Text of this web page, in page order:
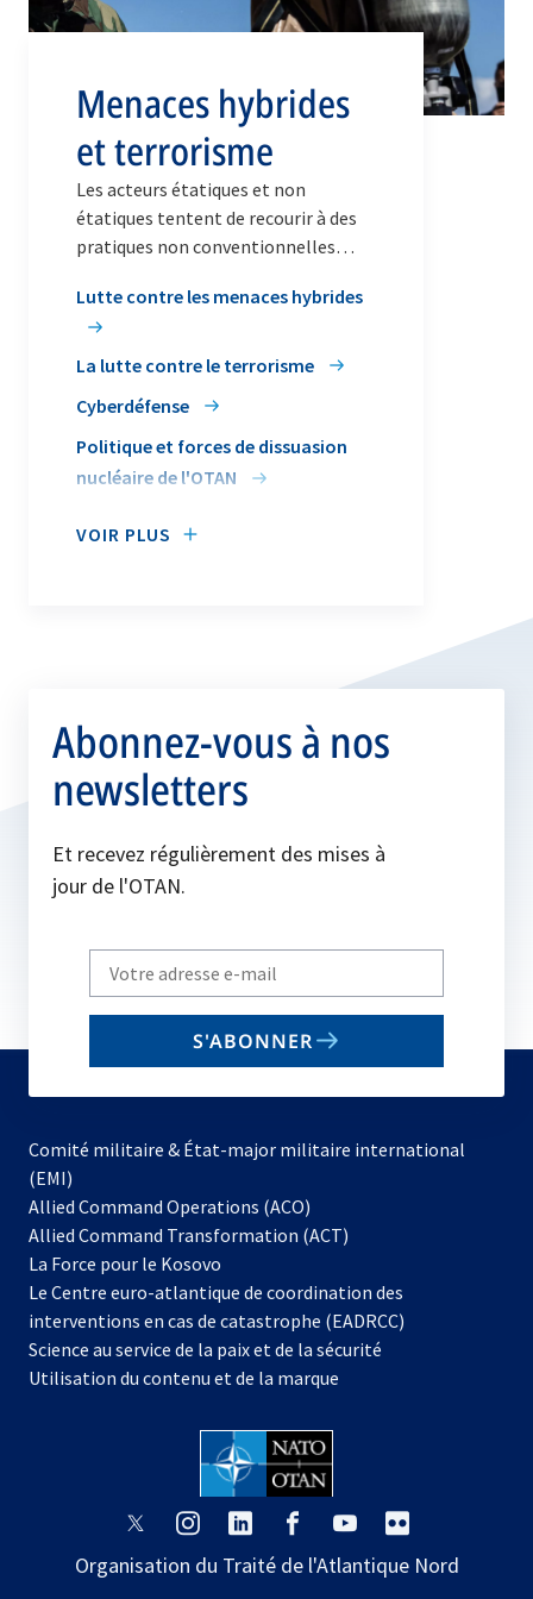
Menaces hybrides
et terrorisme
Les acteurs étatiques et non
étatiques tentent de recourir à des
pratiques non conventionnelles
notamment) pour amoindrir la
sécurité des pays de l’OTAN.
Lutte contre les menaces hybrides
La lutte contre le terrorisme
Cyberdéfense
Politique et forces de dissuasion
nucléaire de l'OTAN
VOIR PLUS
Abonnez-vous à nos
newsletters
Et recevez régulièrement des mises à
jour de l'OTAN.
Write
your
email
S'ABONNER
Comité militaire & État-major militaire international
(EMI)
Allied Command Operations (ACO)
Allied Command Transformation (ACT)
La Force pour le Kosovo
dans
un
nouvel
onglet
Le Centre euro-atlantique de coordination des
interventions en cas de catastrophe (EADRCC)
Science au service de la paix et de la sécurité
Utilisation du contenu et de la marque
s’ouvre
un
s’ouvre
un
s’ouvre
un
s’ouvre
un
s’ouvre
un
un
Organisation du Traité de l'Atlantique Nord